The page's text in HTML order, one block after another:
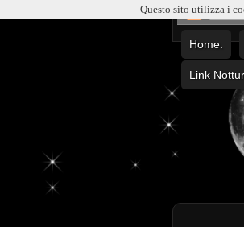
Home.
Link
Questo sito utilizza i